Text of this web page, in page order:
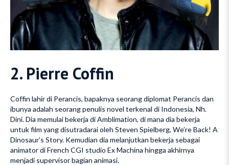
2. Pierre Coffin
Coffin lahir di Perancis, bapaknya seorang diplomat Perancis dan
ibunya adalah seorang penulis novel terkenal di Indonesia, Nh.
Dini. Dia memulai bekerja di Amblimation, di mana dia bekerja
untuk film yang disutradarai oleh Steven Spielberg, We’re Back! A
Dinosaur’s Story. Kemudian dia melanjutkan bekerja sebagai
animator di French CGI studio Ex Machina hingga akhirnya
menjadi supervisor bagian animasi.